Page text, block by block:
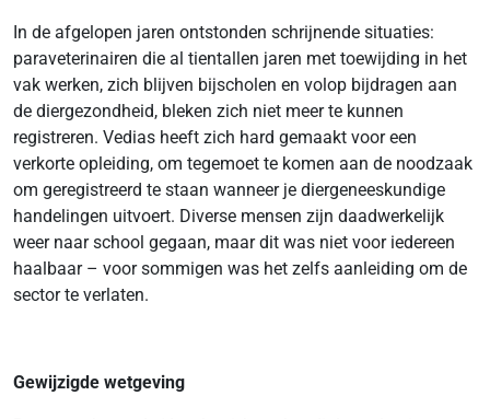
In de afgelopen jaren ontstonden schrijnende situaties:
paraveterinairen die al tientallen jaren met toewijding in het
vak werken, zich blijven bijscholen en volop bijdragen aan
de diergezondheid, bleken zich niet meer te kunnen
registreren. Vedias heeft zich hard gemaakt voor een
verkorte opleiding, om tegemoet te komen aan de noodzaak
om geregistreerd te staan wanneer je diergeneeskundige
handelingen uitvoert. Diverse mensen zijn daadwerkelijk
weer naar school gegaan, maar dit was niet voor iedereen
haalbaar – voor sommigen was het zelfs aanleiding om de
sector te verlaten.
Gewijzigde wetgeving